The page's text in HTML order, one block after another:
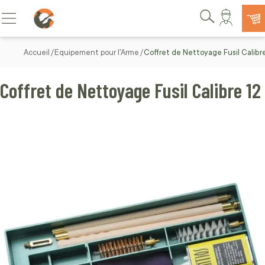
Allez au contenu
Basculer la navigation
Rechercher
Accueil Equipement pour l'Arme Coffret de Nettoyage Fusil
Coffret de Nettoyage Fusil Calibre 12